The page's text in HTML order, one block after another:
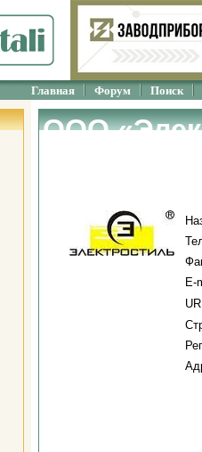
Главная Форум Поиск
ООО
E-